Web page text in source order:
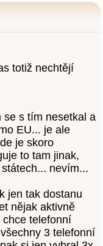
totiž nechtějí
se s tím nesetkal a
EU... je ale
je skoro
to tam jinak,
nevím...
jen tak dostanu
nějak aktivně
telefonní
3 telefonní